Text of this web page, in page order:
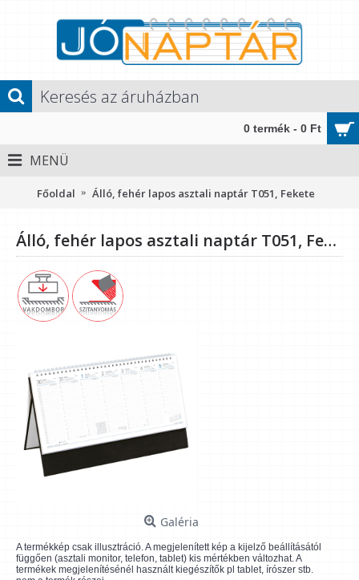
0 termék - 0 Ft
MENÜ
Főoldal Álló, fehér lapos asztali naptár T051, Fekete
Álló, fehér lapos asztali naptár T051, Fekete
Galéria
A termékkép csak illusztráció. A megjelenített kép a kijelző beállításától
függően (asztali monitor, telefon, tablet) kis mértékben változhat. A
termékek megjelenítésénél használt kiegészítők pl tablet, írószer stb.